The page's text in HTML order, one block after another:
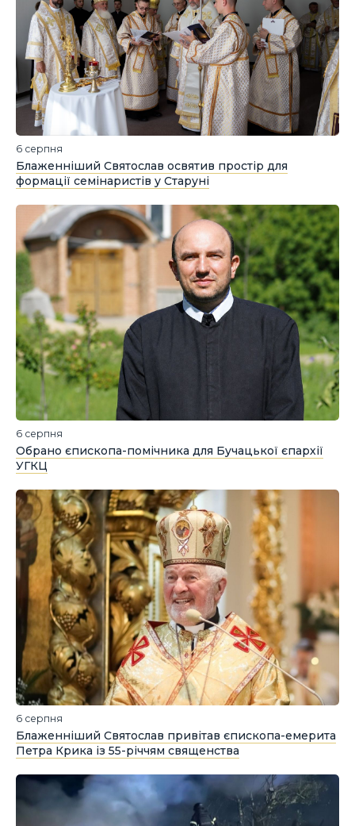
6 серпня
Блаженніший Святослав освятив простір для
формації семінаристів у Старуні
6 серпня
Обрано єпископа-помічника для Бучацької єпархії
УГКЦ
6 серпня
Блаженніший Святослав привітав єпископа-емерита
Петра Крика із 55-річчям священства